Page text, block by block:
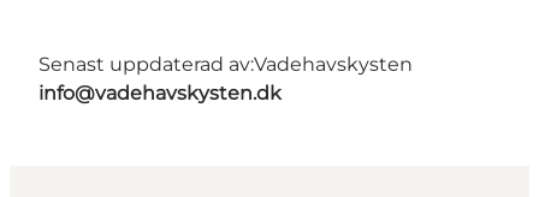
Senast uppdaterad av:Vadehavskysten
info@vadehavskysten.dk